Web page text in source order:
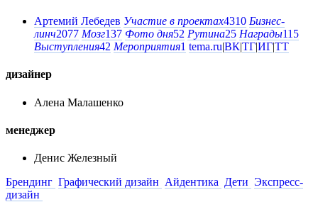
Артемий Лебедев Участие в проектах4310 Бизнес-
линч2077 Мозг137 Фото дня52 Рутина25 Награды115
Выступления42 Мероприятия1 tema.ru|ВК|ТГ|ИГ|ТТ
дизайнер
Алена Малашенко
менеджер
Денис Железный
Брендинг Графический дизайн Айдентика Дети Экспресс-
дизайн